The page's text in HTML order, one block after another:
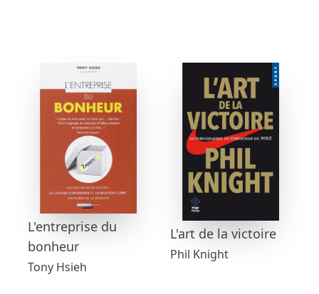
L'entreprise du
bonheur
Tony Hsieh
L'art de la victoire
Phil Knight